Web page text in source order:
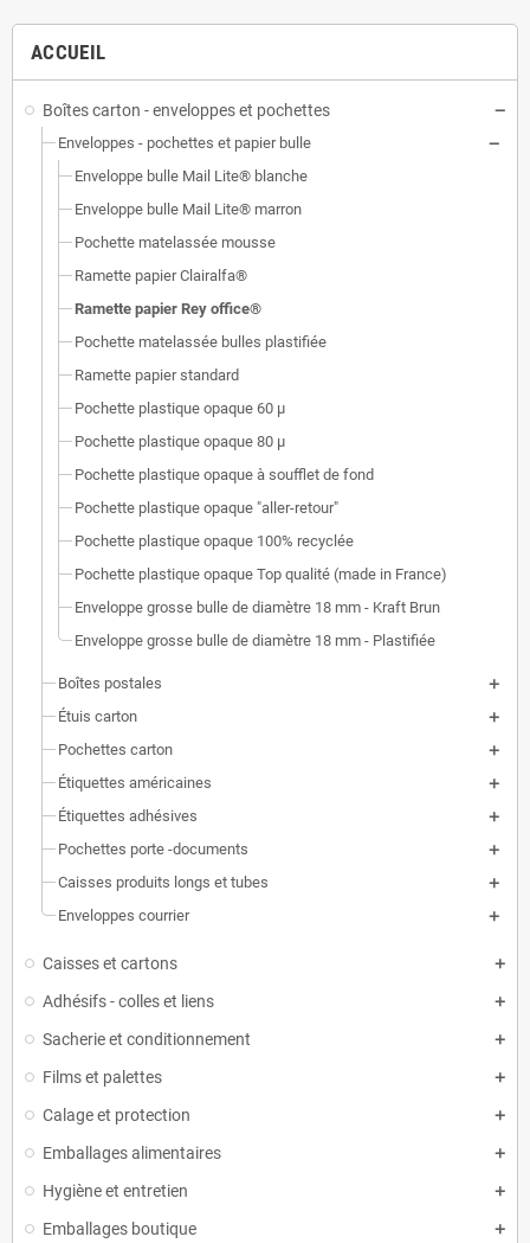
ACCUEIL
Boîtes carton - enveloppes et pochettes
Enveloppes - pochettes et papier bulle
Enveloppe bulle Mail Lite® blanche
Enveloppe bulle Mail Lite® marron
Pochette matelassée mousse
Ramette papier Clairalfa®
Ramette papier Rey office®
Pochette matelassée bulles plastifiée
Ramette papier standard
Pochette plastique opaque 60 µ
Pochette plastique opaque 80 µ
Pochette plastique opaque à soufflet de fond
Pochette plastique opaque "aller-retour"
Pochette plastique opaque 100% recyclée
Pochette plastique opaque Top qualité (made in France)
Enveloppe grosse bulle de diamètre 18 mm - Kraft Brun
Enveloppe grosse bulle de diamètre 18 mm - Plastifiée
Boîtes postales
Étuis carton
Pochettes carton
Étiquettes américaines
Étiquettes adhésives
Pochettes porte -documents
Caisses produits longs et tubes
Enveloppes courrier
Caisses et cartons
Adhésifs - colles et liens
Sacherie et conditionnement
Films et palettes
Calage et protection
Emballages alimentaires
Hygiène et entretien
Emballages boutique